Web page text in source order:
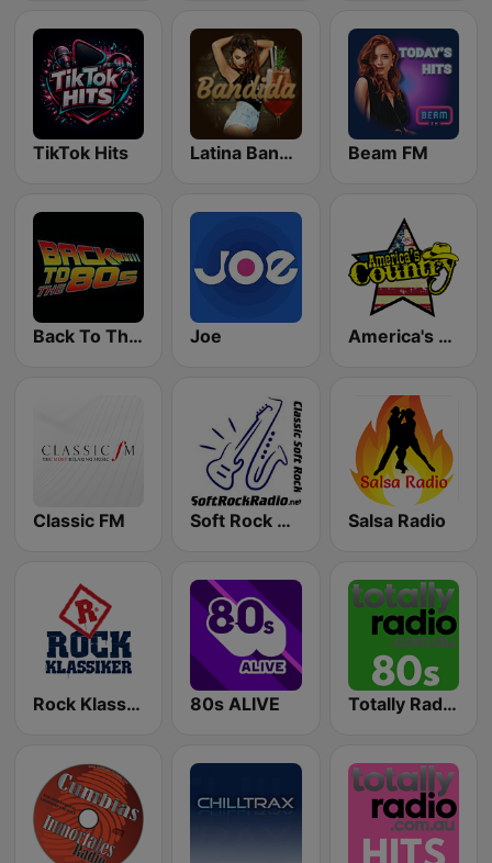
TikTok Hits Latina Bandida! Beam FM
Back To The 80's Radio Joe America's Country
Classic FM Soft Rock Radio Salsa Radio
Rock Klassiker 80s ALIVE Totally Radio 80s